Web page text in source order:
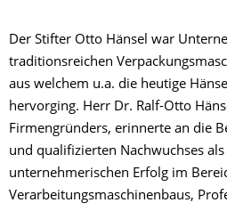
Der Stifter Otto Hänsel war
traditionsreichen
aus welchem u.a. die heutige
hervorging. Herr Dr. Ralf-Otto
Firmengründers, erinnerte an die
und qualifizierten Nachwuchses
unternehmerischen Erfolg im
Verarbeitungsmaschinenbaus,